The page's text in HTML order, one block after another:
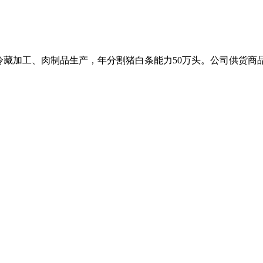
加工、肉制品生产，年分割猪白条能力50万头。公司供货